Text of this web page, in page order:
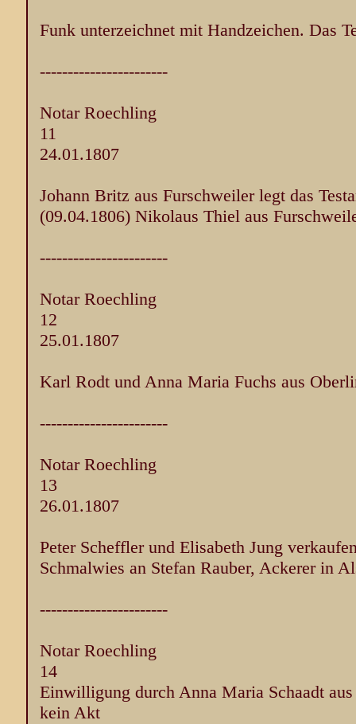
Funk unterzeichnet mit Handzeichen. Das
-----------------------
Notar Roechling
11
24.01.1807
Johann Britz aus Furschweiler legt das
(09.04.1806) Nikolaus Thiel aus
-----------------------
Notar Roechling
12
25.01.1807
Karl Rodt und Anna Maria Fuchs aus
-----------------------
Notar Roechling
13
26.01.1807
Peter Scheffler und Elisabeth Jung
Schmalwies an Stefan Rauber, Ackerer in
-----------------------
Notar Roechling
14
Einwilligung durch Anna Maria Schaadt
kein Akt